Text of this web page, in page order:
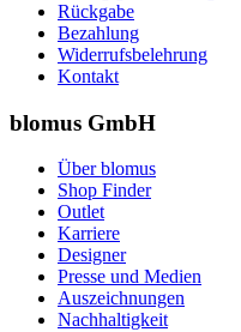
Rückgabe
Bezahlung
Widerrufsbelehrung
Kontakt
blomus GmbH
Über blomus
Shop Finder
Outlet
Karriere
Designer
Presse und Medien
Auszeichnungen
Nachhaltigkeit